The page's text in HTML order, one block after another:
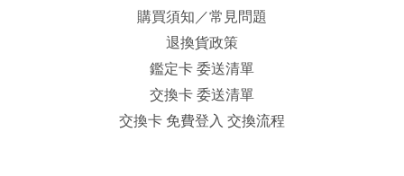
購買須知／常見問題
退換貨政策
鑑定卡 委送清單
交換卡 委送清單
交換卡 免費登入 交換流程